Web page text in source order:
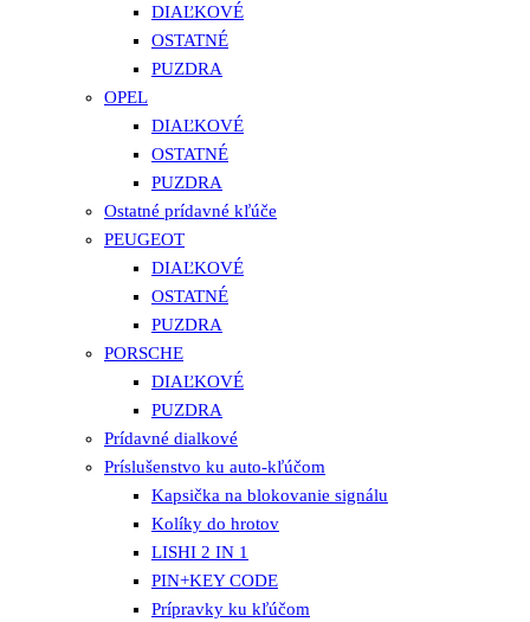
DIAĽKOVÉ
OSTATNÉ
PUZDRA
OPEL
DIAĽKOVÉ
OSTATNÉ
PUZDRA
Ostatné prídavné kľúče
PEUGEOT
DIAĽKOVÉ
OSTATNÉ
PUZDRA
PORSCHE
DIAĽKOVÉ
PUZDRA
Prídavné dialkové
Príslušenstvo ku auto-kľúčom
Kapsička na blokovanie signálu
Kolíky do hrotov
LISHI 2 IN 1
PIN+KEY CODE
Prípravky ku kľúčom